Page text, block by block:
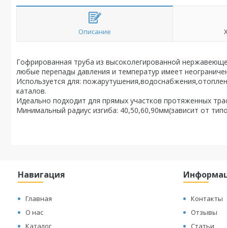
Описание
Гофрированная труба из высоколегированной
любые перепады давления и температур имеет
Используется для:
каталов.
Идеально подходит для прямых участков протяженных
Минимальный радиус изгиба: 40,50,60,90мм(зависит от
Навигация
Главная
О нас
Каталог
Контакты
Отзывы
Статьи